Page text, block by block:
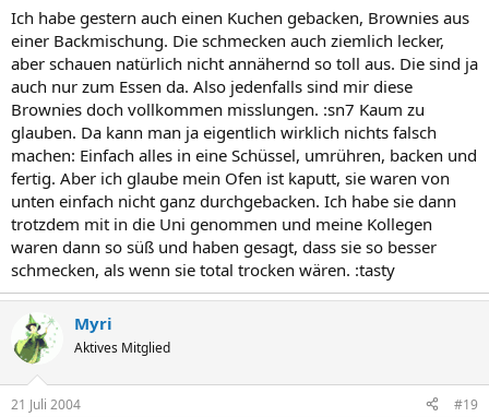
Ich habe gestern auch einen Kuchen gebacken, Brownies aus
einer Backmischung. Die schmecken auch ziemlich lecker,
aber schauen natürlich nicht annähernd so toll aus. Die sind ja
auch nur zum Essen da. Also jedenfalls sind mir diese
Brownies doch vollkommen misslungen. :sn7 Kaum zu
glauben. Da kann man ja eigentlich wirklich nichts falsch
machen: Einfach alles in eine Schüssel, umrühren, backen und
fertig. Aber ich glaube mein Ofen ist kaputt, sie waren von
unten einfach nicht ganz durchgebacken. Ich habe sie dann
trotzdem mit in die Uni genommen und meine Kollegen
waren dann so süß und haben gesagt, dass sie so besser
schmecken, als wenn sie total trocken wären. :tasty
Myri
Aktives Mitglied
21 Juli 2004 #19